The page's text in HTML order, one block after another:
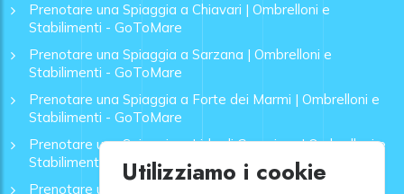
Prenotare una Spiaggia a Chiavari | Ombrelloni e
Stabilimenti - GoToMare
Prenotare una Spiaggia a Sarzana | Ombrelloni e
Stabilimenti - GoToMare
Prenotare una Spiaggia a Forte dei Marmi | Ombrelloni e
Stabilimenti - GoToMare
Prenotare una Spiaggia a Lido di Camaiore | Ombrelloni e
Stabilimenti - GoToMare
Prenotare una Spiaggia a Rapallo | Ombrelloni e
Utilizziamo i cookie